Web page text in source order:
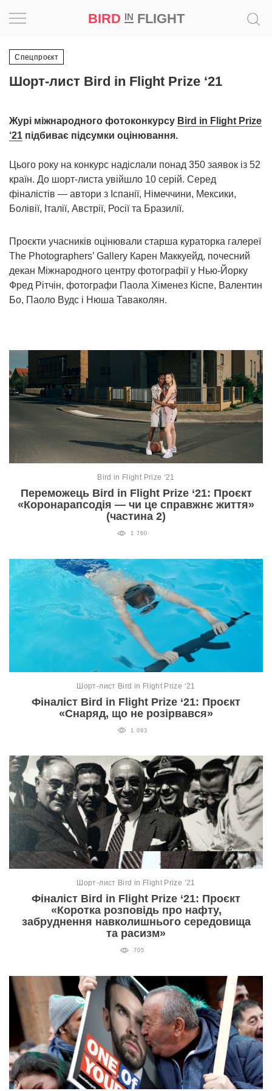
BIRD INFLIGHT
EN
RU
Спецпроєкт
Шорт-лист Bird in Flight Prize ‘21
Журі міжнародного фотоконкурсу Bird in Flight Prize
‘21 підбиває підсумки оцінювання.
Цього року на конкурс надіслали понад 350 заявок із 52
країн. До шорт-листа увійшло 10 серій. Серед
фіналістів — автори з Іспанії, Німеччини, Мексики,
Болівії, Італії, Австрії, Росії та Бразилії.
Проєкти учасників оцінювали старша кураторка галереї
The Photographers’ Gallery Карен Маккуейд, почесний
декан Міжнародного центру фотографії у Нью-Йорку
Фред Рітчін, фотографи Паола Хіменез Кіспе, Валентин
Бо, Паоло Вудс і Нюша Таваколян.
Bird in Flight Prize ‘21
Переможець Bird in Flight Prize ‘21: Проєкт
«Коронарапсодія — чи це справжнє життя»
(частина 2)
1 760
Шорт-лист Bird in Flight Prize ‘21
Фіналіст Bird in Flight Prize ‘21: Проєкт
«Снаряд, що не розірвався»
1 093
Шорт-лист Bird in Flight Prize ‘21
Фіналіст Bird in Flight Prize ‘21: Проєкт
«Коротка розповідь про нафту,
забруднення навколишнього середовища
та расизм»
705